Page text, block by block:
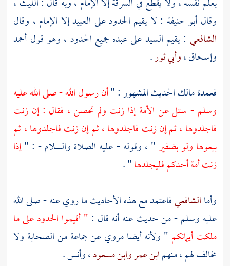
وقال أبو حنيفة : لا يقيم الحدود على العبيد إلا الإمام ، وقال
الشافعي : يقيم السيد على عبده جميع الحدود ، وهو قول أحمد
وإسحاق،وأبي ثور.
فعمدةمالكالحديث المشهور : "أن رسول الله - صلى الله عليه
وسلم - سئل عن الأمة إذا زنت ولم تحصن ، فقال : إن زنت
فاجلدوها ، ثم إن زنت فاجلدوها ، ثم إن زنت فاجلدوها ، ثم
بيعوها ولو بضفير" ، وقوله - عليه الصلاة والسلام - : "إذا
زنت أمة أحدكم فليجلدها" .
وأماالشافعيفاعتمد مع هذه الأحاديث ما روي عنه - صلى الله
عليه وسلم - من حديث عنه أنه قال : " أقيموا الحدود على ما
ملكت أيمانكم " ولأنه أيضا مروي عن جماعة من الصحابة ولا
مخالف لهم ، منهمابن عمروابن مسعود،وأنس.